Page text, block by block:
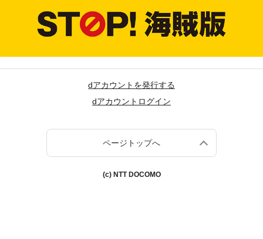
dアカウントを発行する
dアカウントログイン
ページトップへ
(c) NTT DOCOMO